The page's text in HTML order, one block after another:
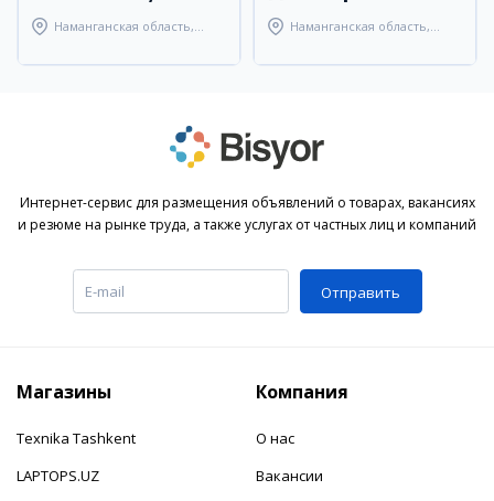
Наманганская область,
Наманганская область,
Интернет-сервис для размещения объявлений о товарах, вакансиях
и резюме на рынке труда, а также услугах от частных лиц и компаний
Отправить
Магазины
Texnika Tashkent
LAPTOPS.UZ
Компания
О нас
Вакансии